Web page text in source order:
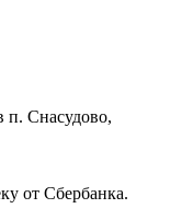
Снасудово,
от Сбербанка.